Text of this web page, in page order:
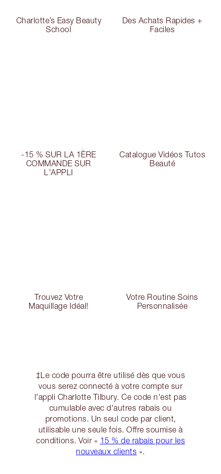
Charlotte’s Easy Beauty
School
Des Achats Rapides +
Faciles
-15 % SUR LA 1ÈRE
COMMANDE SUR
L'APPLI
Catalogue Vidéos Tutos
Beauté
Trouvez Votre
Maquillage Idéal!
Votre Routine Soins
Personnalisée
‡Le code pourra être utilisé dès que vous
vous serez connecté à votre compte sur
l'appli Charlotte Tilbury. Ce code n'est pas
cumulable avec d'autres rabais ou
promotions. Un seul code par client,
utilisable une seule fois. Offre soumise à
conditions. Voir « 15 % de rabais pour les
nouveaux clients ».